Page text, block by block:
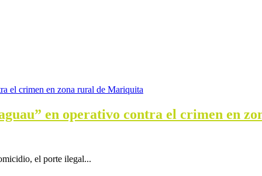
en operativo contra el crimen en
el porte ilegal...